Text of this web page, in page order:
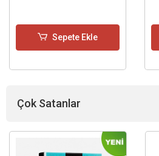
Sepete Ekle
Çok Satanlar